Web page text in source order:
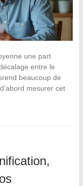
une part
entre le
beaucoup de
mesurer cet